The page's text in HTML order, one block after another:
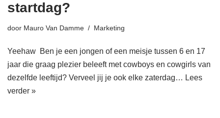
startdag?
door Mauro Van Damme Marketing
Yeehaw Ben je een jongen of een meisje tussen 6 en 17
jaar die graag plezier beleeft met cowboys en cowgirls van
dezelfde leeftijd? Verveel jij je ook elke zaterdag… Lees
verder »